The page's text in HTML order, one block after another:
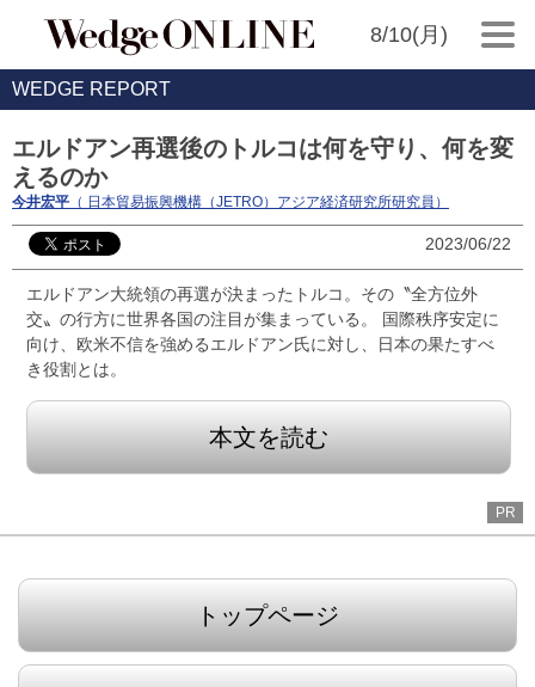
8/10(月)
WEDGE REPORT
エルドアン再選後のトルコは何を守り、何を変
えるのか
今井宏平 （ 日本貿易振興機構（JETRO）アジア経済研究所研究員）
2023/06/22
エルドアン大統領の再選が決まったトルコ。その〝全方位外
交〟の行方に世界各国の注目が集まっている。 国際秩序安定に
向け、欧米不信を強めるエルドアン氏に対し、日本の果たすべ
き役割とは。
本文を読む
PR
トップページ